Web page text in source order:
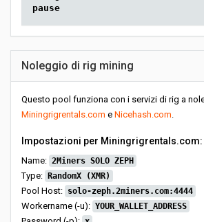
pause
Noleggio di rig mining
Questo pool funziona con i servizi di rig a
Miningrigrentals.com e Nicehash.com.
Impostazioni per Miningrigrentals.com:
Name: 2Miners SOLO ZEPH
Type: RandomX (XMR)
Pool Host: solo-zeph.2miners.com:4444
Workername (-u): YOUR_WALLET_ADDRESS